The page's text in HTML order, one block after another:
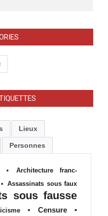
Lieux
Personnes
•
Architecture franc-
• Assassinats sous faux
sous fausse
• Censure
•